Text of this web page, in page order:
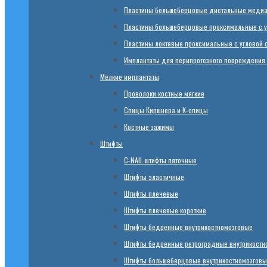
Пластины большеберцовые дистальные
Пластины большеберцовые проксимальные с
Пластины локтевые проксимальные с угловой
Имплантаты для перипротезного
Мелкие имплантаты
Проволоки костные мягкие
Спицы Киршнера и К-спицы
Костные зажимы
Штифты
C-NAIL штифты пяточные
Штифты эластичные
Штифты плечевые
Штифты плечевые короткие
Штифты бедренные внутрикостномозговые
Штифты бедренные ретроградные
Штифты большеберцовые